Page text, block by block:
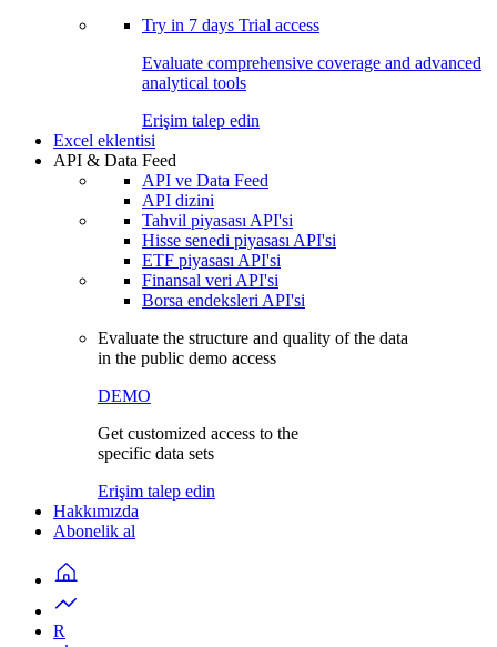
Try in 7 days Trial access
Evaluate comprehensive coverage and advanced
analytical tools
Erişim talep edin
Excel eklentisi
API & Data Feed
API ve Data Feed
API dizini
Tahvil piyasası API'si
Hisse senedi piyasası API'si
ETF piyasası API'si
Finansal veri API'si
Borsa endeksleri API'si
Evaluate the structure and quality of the data
in the public demo access
DEMO
Get customized access to the
specific data sets
Erişim talep edin
Hakkımızda
Abonelik al
R